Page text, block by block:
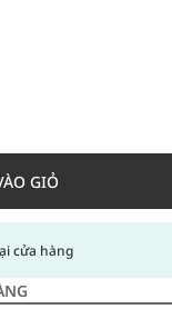
GIỎ
cửa hàng